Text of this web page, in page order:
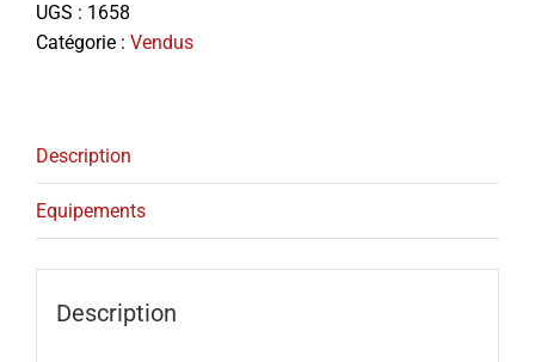
UGS : 1658
Catégorie : Vendus
Description
Equipements
Description